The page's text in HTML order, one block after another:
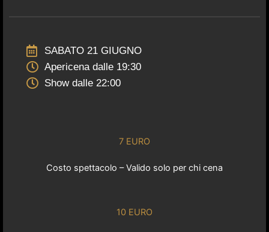
SABATO 21 GIUGNO
Apericena dalle 19:30
Show dalle 22:00
7 EURO
Costo spettacolo – Valido solo per chi cena
10 EURO